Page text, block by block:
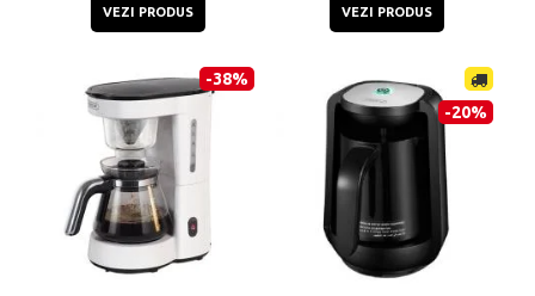
VEZI PRODUS VEZI PRODUS
-38%
-20%